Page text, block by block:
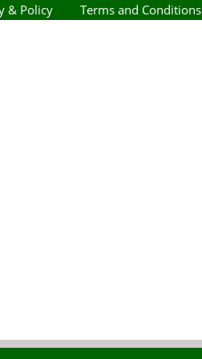
& Policy Terms and Conditions